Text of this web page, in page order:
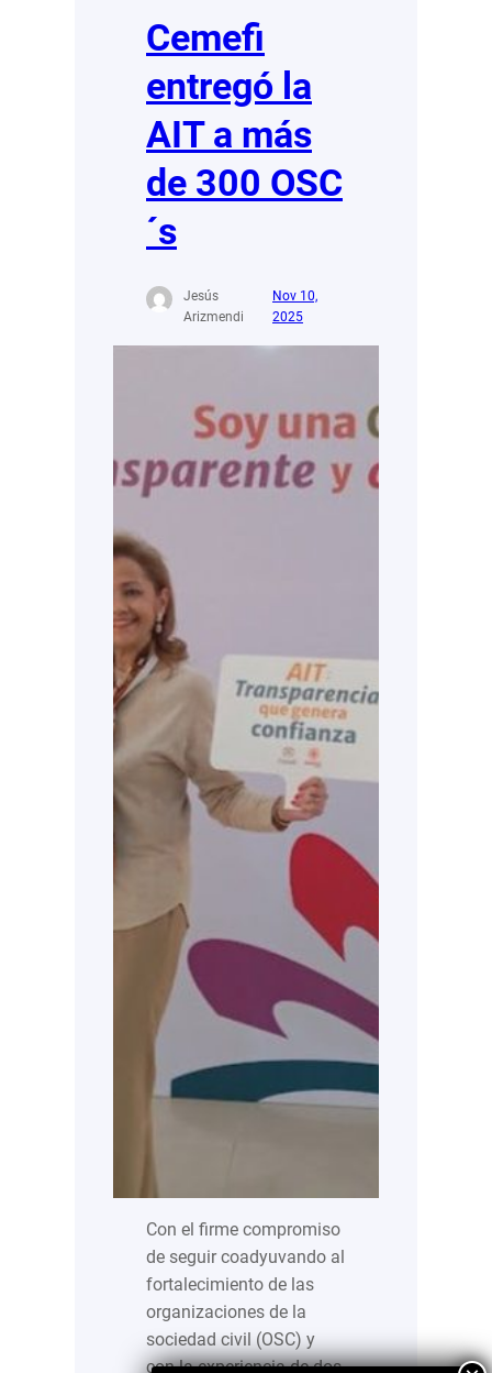
Cemefi
entregó la
AIT a más
de 300 OSC
´s
Jesús
Arizmendi
Nov 10,
2025
Con el firme compromiso
de seguir coadyuvando al
fortalecimiento de las
organizaciones de la
sociedad civil (OSC) y
con la experiencia de dos